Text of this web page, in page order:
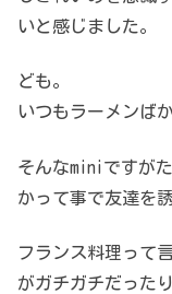
いと感じました。
ども。
いつもラーメンば
そんなminiですが
かって事で友達を
フランス料理って
がガチガチだった